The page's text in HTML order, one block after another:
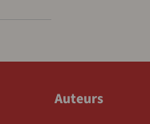
Auteurs